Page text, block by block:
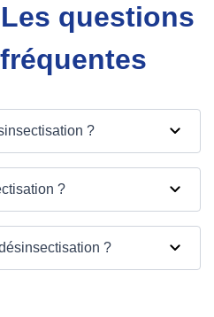
questions
?
?
?